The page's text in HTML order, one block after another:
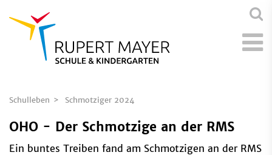
Schulleben Schmotziger 2024
OHO - Der Schmotzige an der RMS
Ein buntes Treiben fand am Schmotzigen an der RMS